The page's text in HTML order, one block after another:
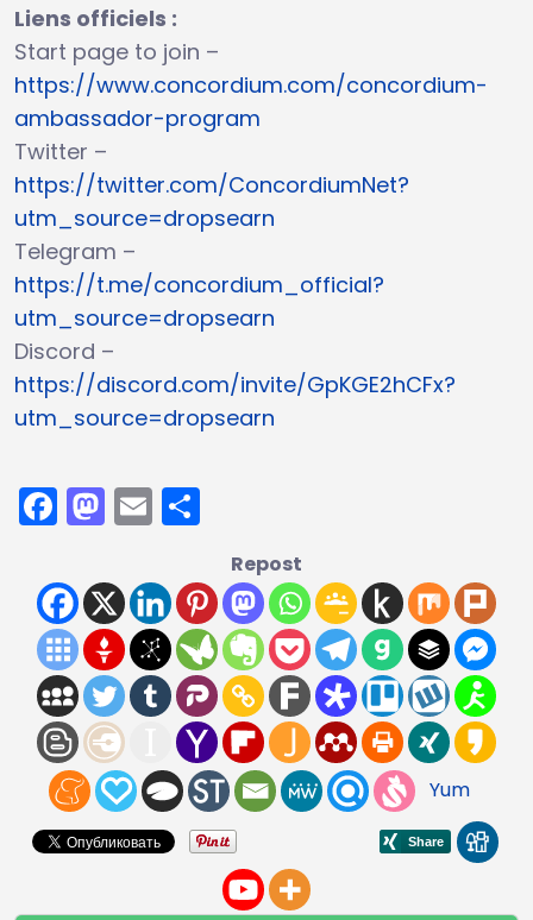
Liens officiels :
Start page to join –
https://www.concordium.com/concordium-
ambassador-program
Twitter –
https://twitter.com/ConcordiumNet?
utm_source=dropsearn
Telegram –
https://t.me/concordium_official?
utm_source=dropsearn
Discord –
https://discord.com/invite/GpKGE2hCFx?
utm_source=dropsearn
Facebook
Mastodon
Email
Repost
Yum